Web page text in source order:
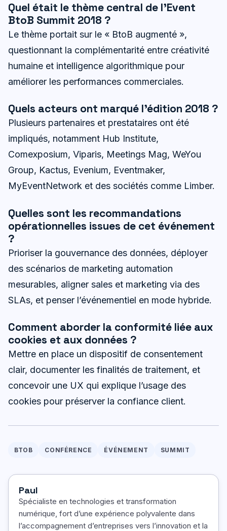
Quel était le thème central de l’Event
BtoB Summit 2018 ?
Le thème portait sur le « BtoB augmenté »,
questionnant la complémentarité entre créativité
humaine et intelligence algorithmique pour
améliorer les performances commerciales.
Quels acteurs ont marqué l’édition 2018 ?
Plusieurs partenaires et prestataires ont été
impliqués, notamment Hub Institute,
Comexposium, Viparis, Meetings Mag, WeYou
Group, Kactus, Evenium, Eventmaker,
MyEventNetwork et des sociétés comme Limber.
Quelles sont les recommandations
opérationnelles issues de cet événement
?
Prioriser la gouvernance des données, déployer
des scénarios de marketing automation
mesurables, aligner sales et marketing via des
SLAs, et penser l’événementiel en mode hybride.
Comment aborder la conformité liée aux
cookies et aux données ?
Mettre en place un dispositif de consentement
clair, documenter les finalités de traitement, et
concevoir une UX qui explique l’usage des
cookies pour préserver la confiance client.
BTOB CONFÉRENCE ÉVÉNEMENT SUMMIT
Paul
Spécialiste en technologies et transformation
numérique, fort d’une expérience polyvalente dans
l’accompagnement d’entreprises vers l’innovation et la